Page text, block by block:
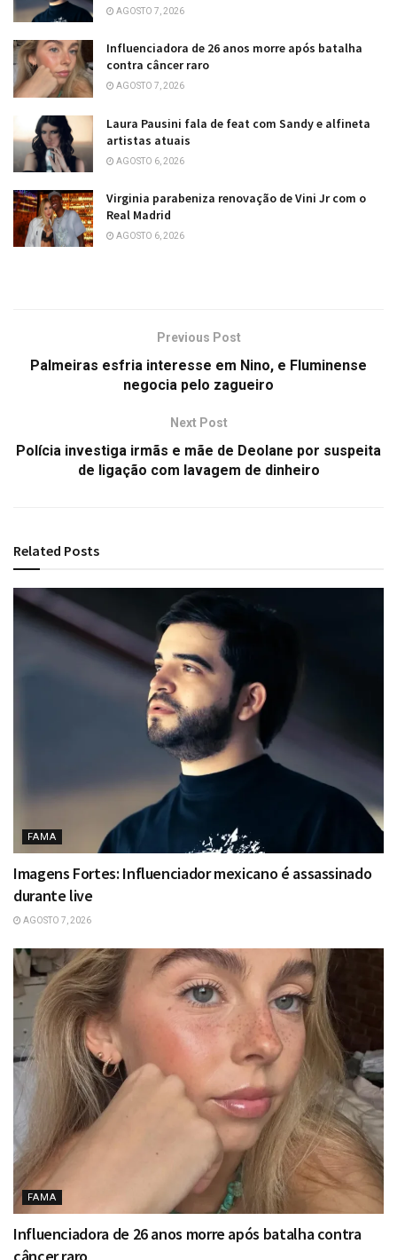
AGOSTO 7, 2026
Influenciadora de 26 anos morre após batalha
contra câncer raro
AGOSTO 7, 2026
Laura Pausini fala de feat com Sandy e alfineta
artistas atuais
AGOSTO 6, 2026
Virginia parabeniza renovação de Vini Jr com o
Real Madrid
AGOSTO 6, 2026
Previous Post
Palmeiras esfria interesse em Nino, e Fluminense
negocia pelo zagueiro
Next Post
Polícia investiga irmãs e mãe de Deolane por suspeita
de ligação com lavagem de dinheiro
Related Posts
FAMA
Imagens Fortes: Influenciador mexicano é assassinado
durante live
AGOSTO 7, 2026
FAMA
Influenciadora de 26 anos morre após batalha contra
câncer raro